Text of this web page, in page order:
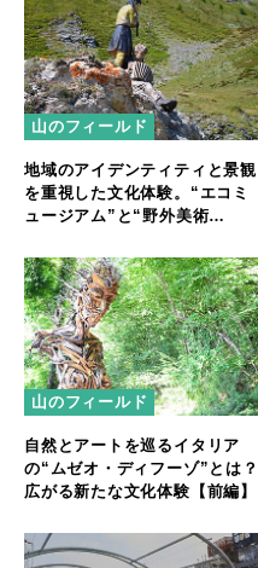
山のフィールド
地域のアイデンティティと景観
を重視した文化体験。“エコミ
ュージアム”と“野外美術
山のフィールド
自然とアートを巡るイタリア
の“ムゼオ・ディフーゾ”とは？
広がる新たな文化体験【前編】